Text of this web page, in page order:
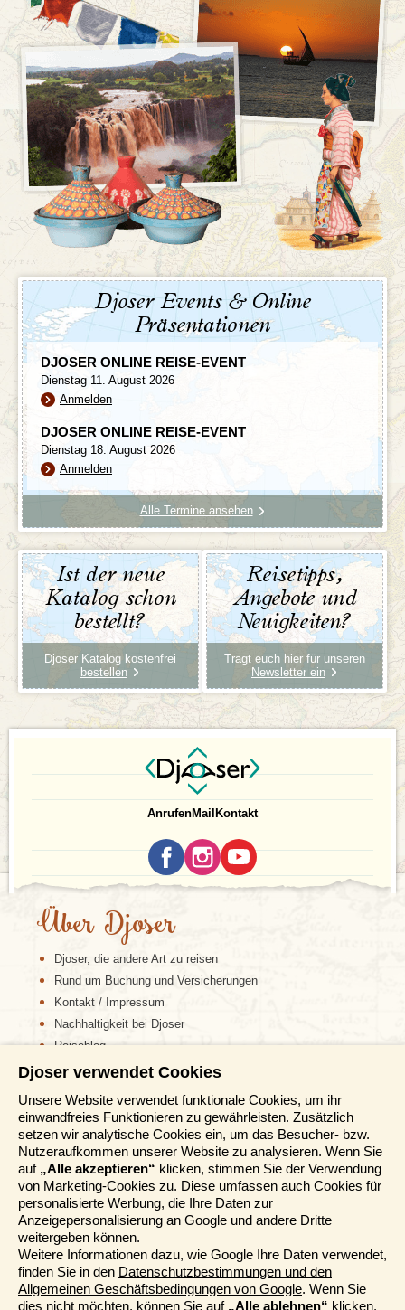
Djoser Events & Online
Präsentationen
DJOSER ONLINE REISE-EVENT
Dienstag 11. August 2026
Anmelden
DJOSER ONLINE REISE-EVENT
Dienstag 18. August 2026
Anmelden
Alle Termine ansehen
Ist der neue
Katalog schon
bestellt?
Djoser Katalog kostenfrei
bestellen
Reisetipps,
Angebote und
Neuigkeiten?
Tragt euch hier für unseren
Newsletter ein
AnrufenMail Kontakt
Über Djoser
Djoser, die andere Art zu reisen
Rund um Buchung und Versicherungen
Kontakt / Impressum
Nachhaltigkeit bei Djoser
Reiseblog
Informationen
Reisemessen
Häufig gestellte Fragen
AGB
Formblatt
Datenschutz
Informationstage
Unser Belgischer Partner
Unser Niederländischer Partner
Sitemap
Djoser verwendet Cookies
Unsere Website verwendet funktionale Cookies, um ihr
einwandfreies Funktionieren zu gewährleisten. Zusätzlich
setzen wir analytische Cookies ein, um das Besucher- bzw.
Nutzeraufkommen unserer Website zu analysieren. Wenn Sie
auf „Alle akzeptieren“ klicken, stimmen Sie der Verwendung
von Marketing-Cookies zu. Diese umfassen auch Cookies für
personalisierte Werbung, die Ihre Daten zur
Anzeigepersonalisierung an Google und andere Dritte
weitergeben können.
Weitere Informationen dazu, wie Google Ihre Daten verwendet,
finden Sie in den Datenschutzbestimmungen und den
Allgemeinen Geschäftsbedingungen von Google. Wenn Sie
dies nicht möchten, können Sie auf „Alle ablehnen“ klicken.